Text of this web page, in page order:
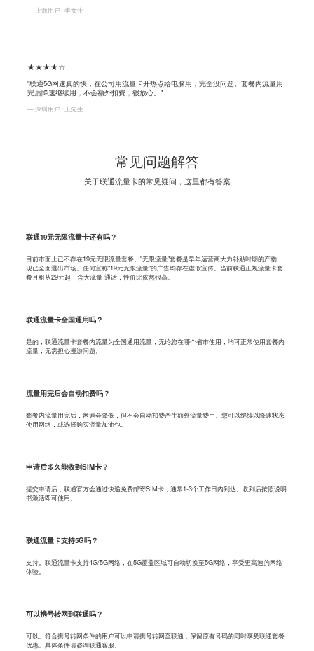
— 上海用户 · 李女士
★★★★☆
"联通5G网速真的快，在公司用流量卡开热点给电脑用，完全没问题。套餐内流量用
完后降速继续用，不会额外扣费，很放心。"
— 深圳用户 · 王先生
常见问题解答
关于联通流量卡的常见疑问，这里都有答案
联通19元无限流量卡还有吗？
目前市面上已不存在19元无限流量套餐。"无限流量"套餐是早年运营商大力补贴时期的产物，
现已全面退出市场。任何宣称"19元无限流量"的广告均存在虚假宣传。当前联通正规流量卡套
餐月租从29元起，含大流量 通话，性价比依然很高。
联通流量卡全国通用吗？
是的，联通流量卡套餐内流量为全国通用流量，无论您在哪个省市使用，均可正常使用套餐内
流量，无需担心漫游问题。
流量用完后会自动扣费吗？
套餐内流量用完后，网速会降低，但不会自动扣费产生额外流量费用。您可以继续以降速状态
使用网络，或选择购买流量加油包。
申请后多久能收到SIM卡？
提交申请后，联通官方会通过快递免费邮寄SIM卡，通常1-3个工作日内到达。收到后按照说明
书激活即可使用。
联通流量卡支持5G吗？
支持。联通流量卡支持4G/5G网络，在5G覆盖区域可自动切换至5G网络，享受更高速的网络
体验。
可以携号转网到联通吗？
可以。符合携号转网条件的用户可以申请携号转网至联通，保留原有号码的同时享受联通套餐
优惠。具体条件请咨询联通客服。